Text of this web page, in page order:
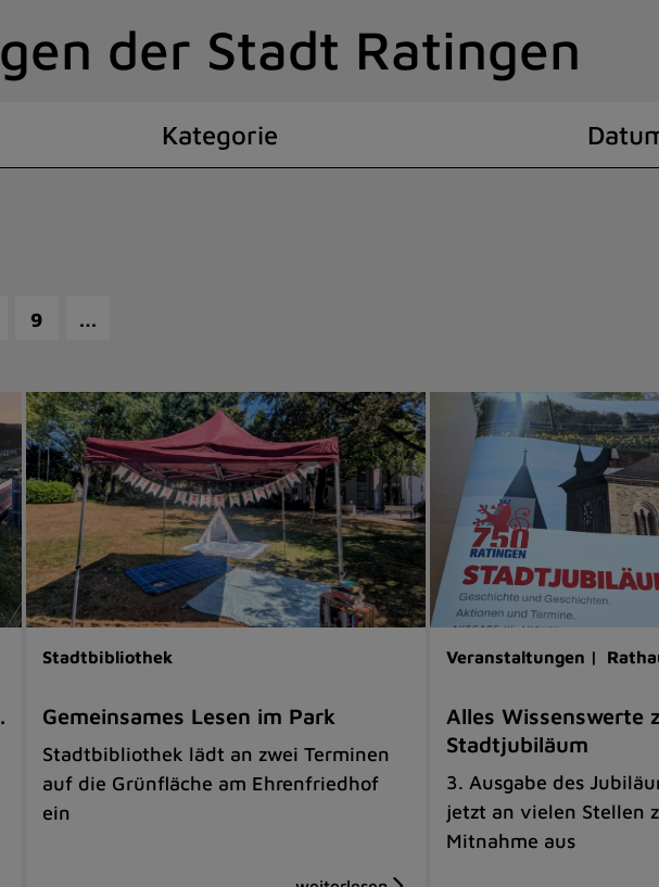
der Stadt Ratingen
Kategorie
9 …
Stadtbibliothek
Gemeinsames Lesen im Park
Stadtbibliothek lädt an zwei Terminen
auf die Grünfläche am Ehrenfriedhof
ein
Veranstaltungen |
Alles Wissenswerte
Stadtjubiläum
3. Ausgabe des
jetzt an vielen Stellen
Mitnahme aus